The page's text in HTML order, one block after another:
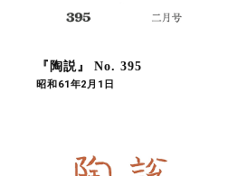
『陶説』 No. 395
昭和61年2月1日